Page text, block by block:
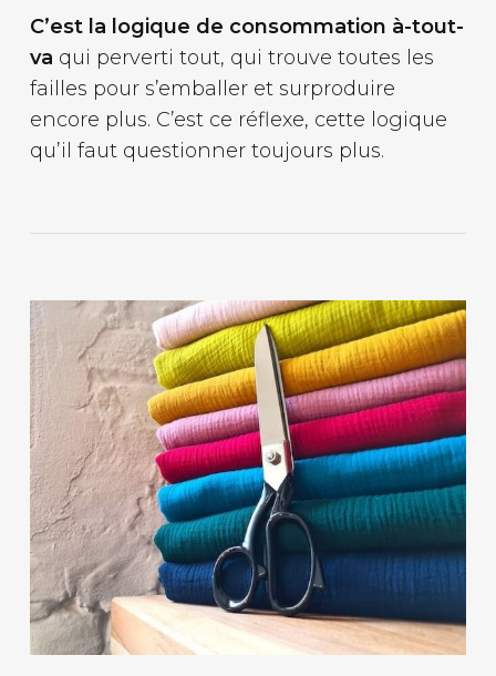
C’est la logique de consommation à-tout-
va qui perverti tout, qui trouve toutes les
failles pour s’emballer et surproduire
encore plus. C’est ce réflexe, cette logique
qu’il faut questionner toujours plus.